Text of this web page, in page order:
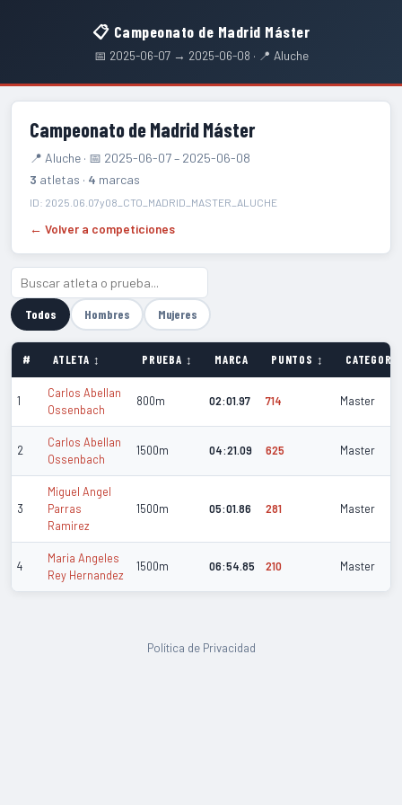
📋 Campeonato de Madrid Máster
📅 2025-06-07 → 2025-06-08 · 📍 Aluche
Campeonato de Madrid Máster
📍 Aluche · 📅 2025-06-07 – 2025-06-08
3 atletas · 4 marcas
ID: 2025.06.07y08_CTO_MADRID_MASTER_ALUCHE
← Volver a competiciones
Todos Hombres Mujeres
# ATLETA ↕ PRUEBA ↕ MARCA PUNTOS ↕
1
Carlos Abellan
Ossenbach
800m 02:01.97 714 Master
2
Carlos Abellan
Ossenbach
1500m 04:21.09 625 Master
3
Miguel Angel
Parras
Ramirez
1500m 05:01.86 281 Master
4
Maria Angeles
Rey Hernandez
1500m 06:54.85 210 Master
Política de Privacidad